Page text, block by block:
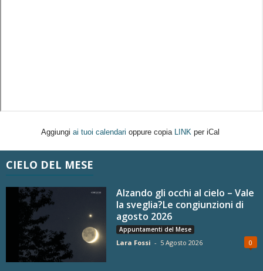
Aggiungi ai tuoi calendari oppure copia LINK per iCal
CIELO DEL MESE
Alzando gli occhi al cielo – Vale
la sveglia?Le congiunzioni di
agosto 2026
Appuntamenti del Mese
Lara Fossi - 5 Agosto 2026 0